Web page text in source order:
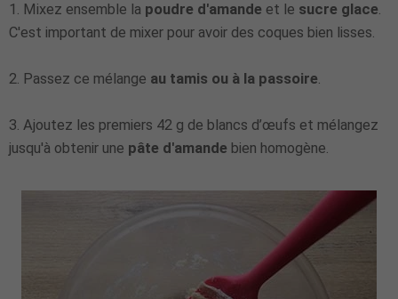
1. Mixez ensemble la poudre d'amande et le sucre glace.
C'est important de mixer pour avoir des coques bien lisses.
2. Passez ce mélange au tamis ou à la passoire.
3. Ajoutez les premiers 42 g de blancs d’œufs et mélangez
jusqu'à obtenir une pâte d'amande bien homogène.